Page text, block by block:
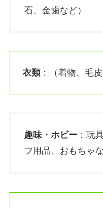
石、金歯など）
衣類：（着物、毛皮
趣味・ホビー ：玩
フ用品、おもちゃな